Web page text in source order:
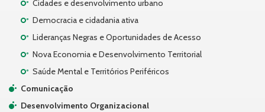
Cidades e desenvolvimento urbano
Democracia e cidadania ativa
Lideranças Negras e Oportunidades de Acesso
Nova Economia e Desenvolvimento Territorial
Saúde Mental e Territórios Periféricos
Comunicação
Desenvolvimento Organizacional